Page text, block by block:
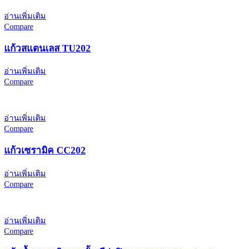
อ่านเพิ่มเติม
Compare
แก้วสแตนเลส TU202
อ่านเพิ่มเติม
Compare
อ่านเพิ่มเติม
Compare
แก้วเซรามิค CC202
อ่านเพิ่มเติม
Compare
อ่านเพิ่มเติม
Compare